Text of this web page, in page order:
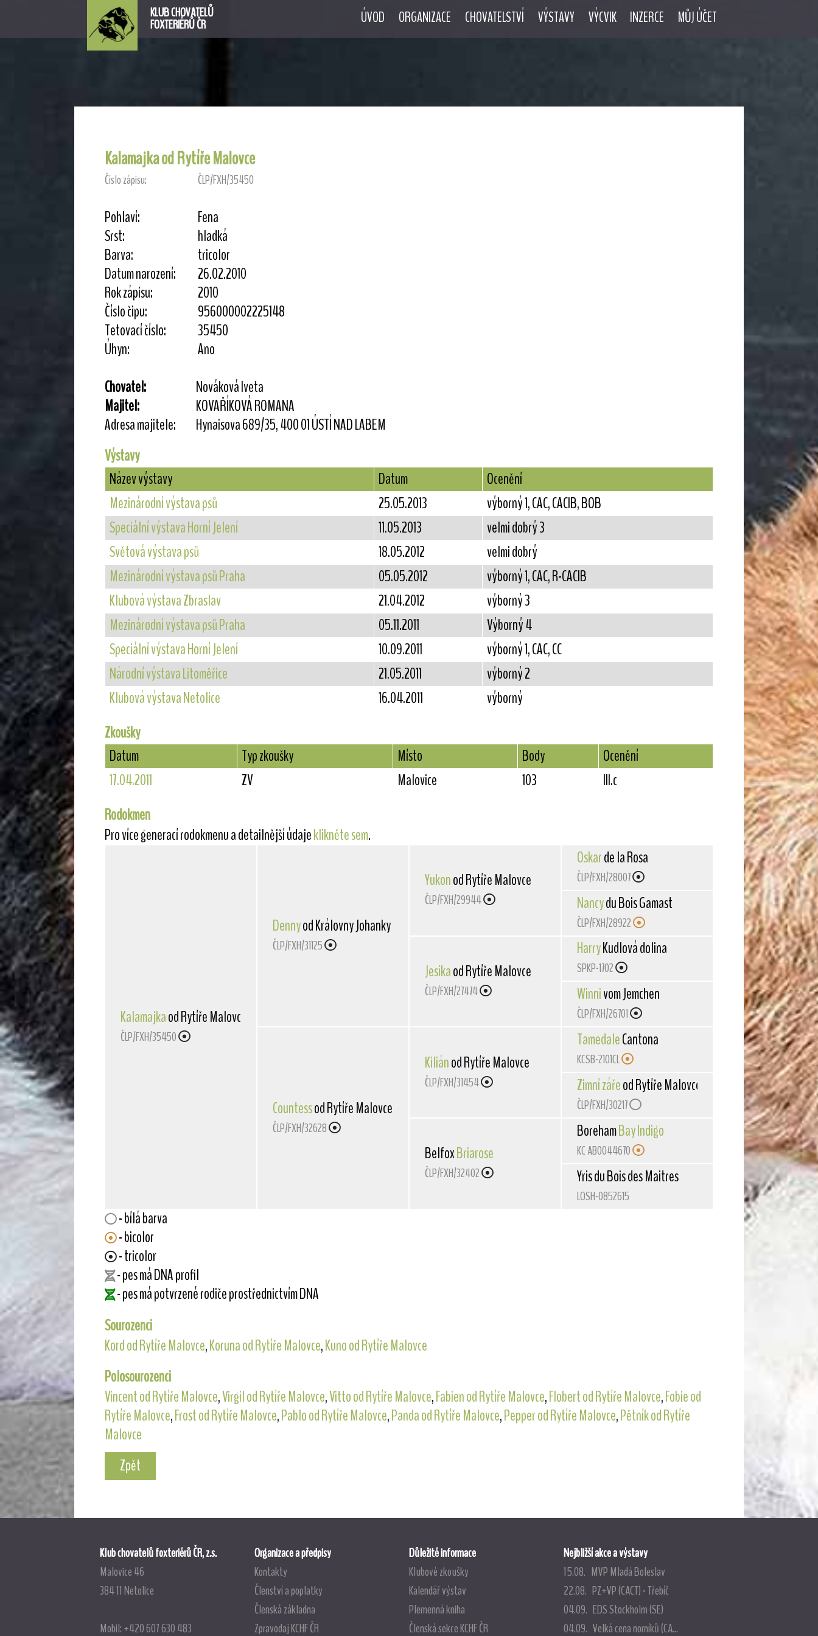
KLUB CHOVATELŮ
FOXTERIÉRŮ ČR ÚVOD ORGANIZACE CHOVATELSTVÍ VÝSTAVY VÝCVIK INZERCE MŮJ ÚČET
Kalamajka od Rytíře Malovce
Číslo zápisu: ČLP/FXH/35450
Pohlaví:
Fena
Srst:
hladká
Barva:
tricolor
Datum narození:
26.02.2010
Rok zápisu:
2010
Číslo čipu:
956000002225148
Tetovací číslo:
35450
Úhyn:
Ano
Chovatel:
Nováková Iveta
Majitel:
KOVAŘÍKOVÁ ROMANA
Adresa majitele:
Hynaisova 689/35, 400 01 ÚSTÍ NAD LABEM
Výstavy
Název výstavy
Datum
Ocenění
Mezinárodní výstava psů
25.05.2013
výborný 1, CAC, CACIB, BOB
Speciální výstava Horní Jelení
11.05.2013
velmi dobrý 3
Světová výstava psů
18.05.2012
velmi dobrý
Mezinárodní výstava psů Praha
05.05.2012
výborný 1, CAC, R-CACIB
Klubová výstava Zbraslav
21.04.2012
výborný 3
Mezinárodní výstava psů Praha
05.11.2011
Výborný 4
Speciální výstava Horní Jelení
10.09.2011
výborný 1, CAC, CC
Národní výstava Litoměřice
21.05.2011
výborný 2
Klubová výstava Netolice
16.04.2011
výborný
Zkoušky
Datum
Typ zkoušky Místo Body
Ocenění
17.04.2011
ZV Malovice 103
III.c
Rodokmen
Pro více generací rodokmenu a detailnější údajeklikněte sem.
Kalamajkaod Rytíře Malovce
ČLP/FXH/35450
Dennyod Královny Johanky
ČLP/FXH/31125
Countessod Rytíře Malovce
ČLP/FXH/32628
Yukonod Rytíře Malovce
ČLP/FXH/29944
Jesikaod Rytíře Malovce
ČLP/FXH/27474
Kiliánod Rytíře Malovce
ČLP/FXH/31454
BelfoxBriarose
ČLP/FXH/32402
Oskarde la Rosa
ČLP/FXH/28007
Nancydu Bois Gamast
ČLP/FXH/28922
HarryKudlová dolina
SPKP-1702
Winnivom Jemchen
ČLP/FXH/26701
TamedaleCantona
KCSB-2101CL
Zimní zářeod Rytíře Malovce
ČLP/FXH/30217
BorehamBay Indigo
KC AB0044670
Yris du Bois des Maitres
LOSH-0852615
- bílá barva
- bicolor
- tricolor
- pes má DNA profil
- pes má potvrzené rodiče prostřednictvím DNA
Sourozenci
Kord od Rytíře Malovce,Koruna od Rytíře Malovce,Kuno od Rytíře Malovce
Polosourozenci
Vincent od Rytíře Malovce,Virgil od Rytíře Malovce,Vitto od Rytíře Malovce,Fabien od Rytíře Malovce,Flobert od Rytíře Malovce,Fobie od
Rytíře Malovce,Frost od Rytíře Malovce,Pablo od Rytíře Malovce,Panda od Rytíře Malovce,Pepper od Rytíře Malovce,Pětník od Rytíře
Malovce
Zpět
Klub chovatelů foxteriérů ČR, z.s.
Malovice 46
384 11 Netolice
Mobil: +420 607 630 483
Organizace a předpisy
Kontakty
Členství a poplatky
Členská základna
Zpravodaj KCHF ČR
Důležité informace
Klubové zkoušky
Kalendář výstav
Plemenná kniha
Členská sekce KCHF ČR
Nejbližší akce a výstavy
15.08. MVP Mladá Boleslav
22.08. PZ+VP (CACT) - Třebíč
04.09. EDS Stockholm (SE)
04.09. Velká cena norníků (CA...